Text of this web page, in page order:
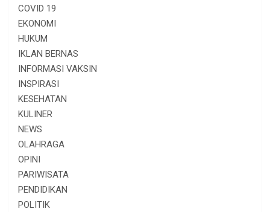
COVID 19
EKONOMI
HUKUM
IKLAN BERNAS
INFORMASI VAKSIN
INSPIRASI
KESEHATAN
KULINER
NEWS
OLAHRAGA
OPINI
PARIWISATA
PENDIDIKAN
POLITIK